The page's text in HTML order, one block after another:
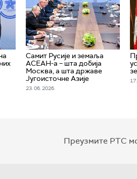
Самит Русије и земаља
АСЕАН-а – шта добија
Москва, а шта државе
Југоисточне Азије
23. 06. 2026.
Преузмите РТС